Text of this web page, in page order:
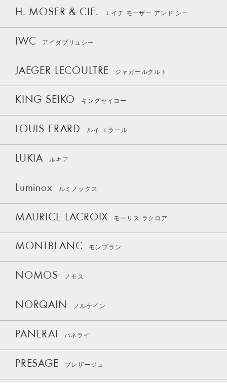
H. MOSER & CIE. エイチ モーザー アンド シー
IWC アイダブリュシー
JAEGER LECOULTRE ジャガールクルト
KING SEIKO キングセイコー
LOUIS ERARD ルイ エラール
LUKIA ルキア
Luminox ルミノックス
MAURICE LACROIX モーリス ラクロア
MONTBLANC モンブラン
NOMOS ノモス
NORQAIN ノルケイン
PANERAI パネライ
PRESAGE プレザージュ